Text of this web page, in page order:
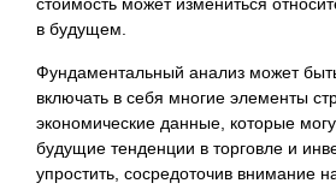
в будущем.
Фундаментальный анализ может
включать в себя многие элементы
экономические данные, которые
будущие тенденции в торговле и
упростить, сосредоточив внимание